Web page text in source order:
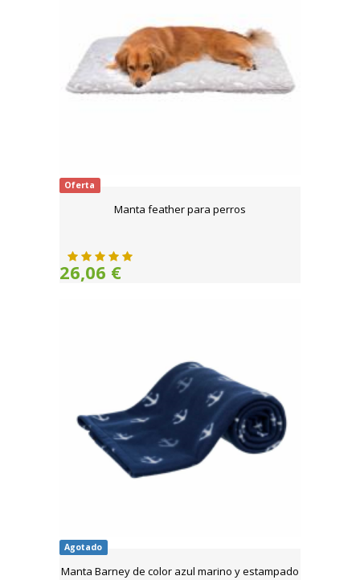
Oferta
Manta feather para perros
26,06 €
Agotado
Manta Barney de color azul marino y estampado